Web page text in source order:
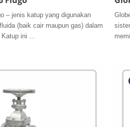
– jenis katup yang digunakan
(baik cair maupun gas) dalam
ini ...